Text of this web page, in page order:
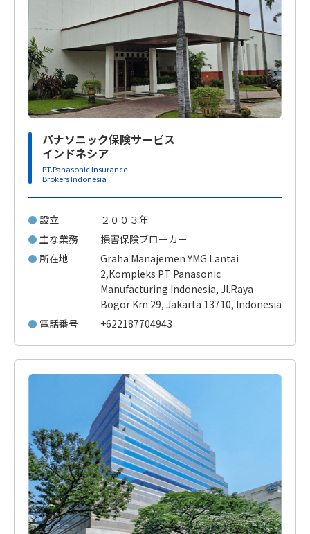
パナソニック保険サービス
インドネシア
PT.Panasonic Insurance
Brokers Indonesia
設立
２００３年
主な業務
損害保険ブローカー
所在地
Graha Manajemen YMG Lantai
2,Kompleks PT Panasonic
Manufacturing Indonesia, Jl.Raya
Bogor Km.29, Jakarta 13710, Indonesia
電話番号
+622187704943